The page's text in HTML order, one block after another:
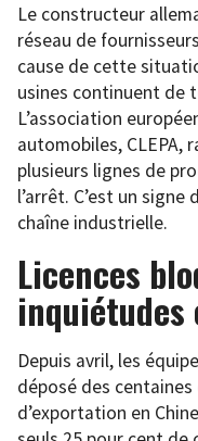
Le constructeur
réseau de
cause de cette
usines continuent de
L’association
automobiles, CLEPA,
plusieurs lignes de
l’arrêt. C’est un
chaîne industrielle.
Licences
Depuis avril, les
déposé des
d’exportation en